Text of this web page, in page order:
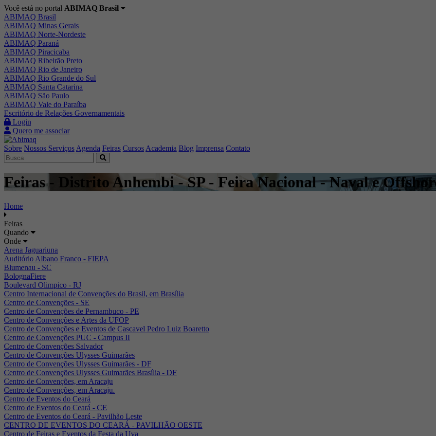
Você está no portal ABIMAQ Brasil
ABIMAQ Brasil
ABIMAQ Minas Gerais
ABIMAQ Norte-Nordeste
ABIMAQ Paraná
ABIMAQ Piracicaba
ABIMAQ Ribeirão Preto
ABIMAQ Rio de Janeiro
ABIMAQ Rio Grande do Sul
ABIMAQ Santa Catarina
ABIMAQ São Paulo
ABIMAQ Vale do Paraíba
Escritório de Relações Governamentais
Login
Quero me associar
Sobre Nossos Serviços Agenda Feiras Cursos Academia Blog Imprensa Contato
Feiras - Distrito Anhembi - SP - Feira Nacional - Naval e
Home
Feiras
Quando
Onde
Arena Jaguariuna
Auditório Albano Franco - FIEPA
Blumenau - SC
BolognaFiere
Boulevard Olimpico - RJ
Centro Internacional de Convenções do Brasil, em Brasília
Centro de Convenções - SE
Centro de Convenções de Pernambuco - PE
Centro de Convenções e Artes da UFOP
Centro de Convenções e Eventos de Cascavel Pedro Luiz Boaretto
Centro de Convenções PUC - Campus II
Centro de Convenções Salvador
Centro de Convenções Ulysses Guimarães
Centro de Convenções Ulysses Guimarães - DF
Centro de Convenções Ulysses Guimarães Brasília - DF
Centro de Convenções, em Aracaju
Centro de Convenções, em Aracaju.
Centro de Eventos do Ceará
Centro de Eventos do Ceará - CE
Centro de Eventos do Ceará - Pavilhão Leste
CENTRO DE EVENTOS DO CEARÁ - PAVILHÃO OESTE
Centro de Feiras e Eventos da Festa da Uva